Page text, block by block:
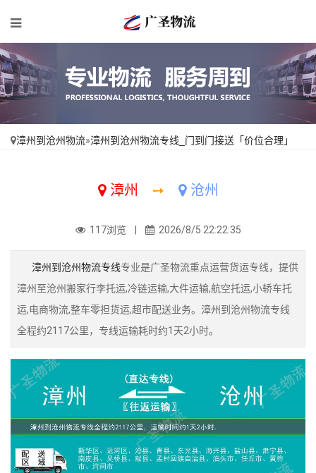
漳州到沧州物流»漳州到沧州物流专线_门到门接送「价位合理」
漳州 ➙ 沧州
117浏览 | 2026/8/5 22:22:35
漳州到沧州物流专线专业是广圣物流重点运营货运专线，提供
漳州至沧州搬家行李托运,冷链运输,大件运输,航空托运,小轿车托
运,电商物流,整车零担货运,超市配送业务。漳州到沧州物流专线
全程约2117公里，专线运输耗时约1天2小时。